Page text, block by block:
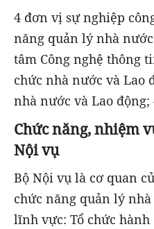
4 đơn vị sự nghiệp
năng quản lý nhà
tâm Công nghệ thông
chức nhà nước và Lao
nhà nước và Lao động;
Chức năng, nhiệm
Nội vụ
Bộ Nội vụ là cơ quan
chức năng quản lý
lĩnh vực: Tổ chức